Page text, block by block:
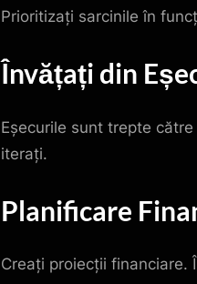
Prioritizați sarcinile în
Învățați din
Eșecurile sunt trepte
iterați.
Planificare
Creați proiecții financiare.